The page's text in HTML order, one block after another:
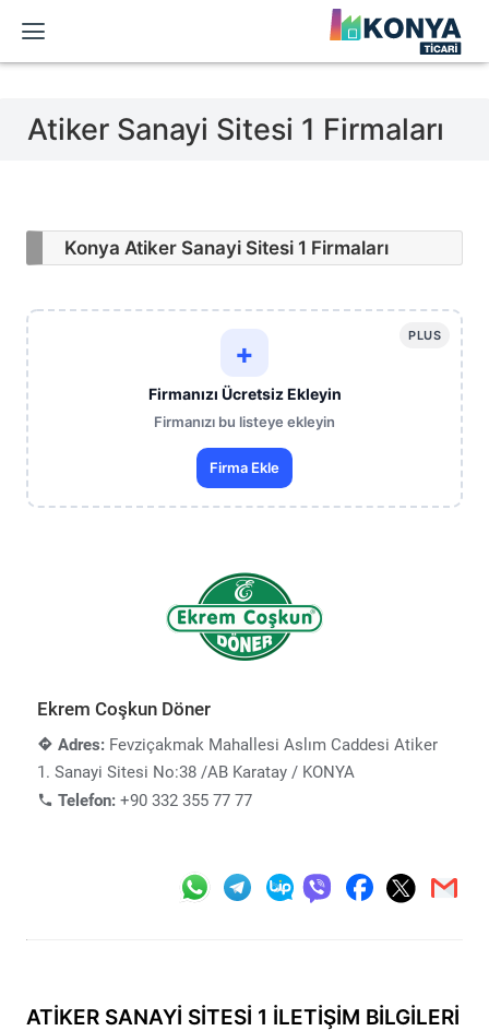
Atiker Sanayi Sitesi 1 Firmaları
Konya Atiker Sanayi Sitesi 1 Firmaları
PLUS
+
Firmanızı Ücretsiz Ekleyin
Firmanızı bu listeye ekleyin
Firma Ekle
Ekrem Coşkun Döner
Adres: Fevziçakmak Mahallesi Aslım Caddesi Atiker
1. Sanayi Sitesi No:38 /AB Karatay / KONYA
Telefon: +90 332 355 77 77
ATIKER SANAYI SITESI 1 İLETİŞİM BİLGİLERİ